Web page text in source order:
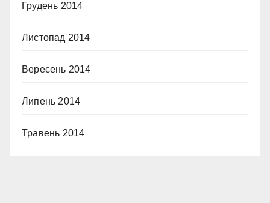
Грудень 2014
Листопад 2014
Вересень 2014
Липень 2014
Травень 2014